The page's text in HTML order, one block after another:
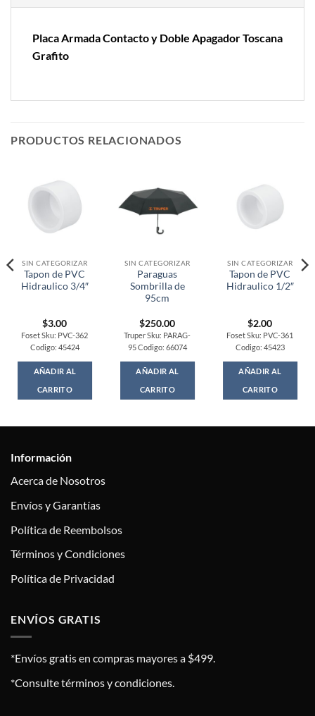
Placa Armada Contacto y Doble Apagador Toscana
Grafito
PRODUCTOS RELACIONADOS
SIN CATEGORIZAR
Tapon de PVC
Hidraulico 3/4″
$3.00
Foset Sku: PVC-362
Codigo: 45424
AÑADIR AL
CARRITO
SIN CATEGORIZAR
Paraguas
Sombrilla de
95cm
$250.00
Truper Sku: PARAG-
95 Codigo: 66074
AÑADIR AL
CARRITO
SIN CATEGORIZAR
Tapon de PVC
Hidraulico 1/2″
$2.00
Foset Sku: PVC-361
Codigo: 45423
AÑADIR AL
CARRITO
Información
Acerca de Nosotros
Envíos y Garantías
Política de Reembolsos
Términos y Condiciones
Política de Privacidad
ENVÍOS GRATIS
*Envíos gratis en compras mayores a $499.
*Consulte términos y condiciones.